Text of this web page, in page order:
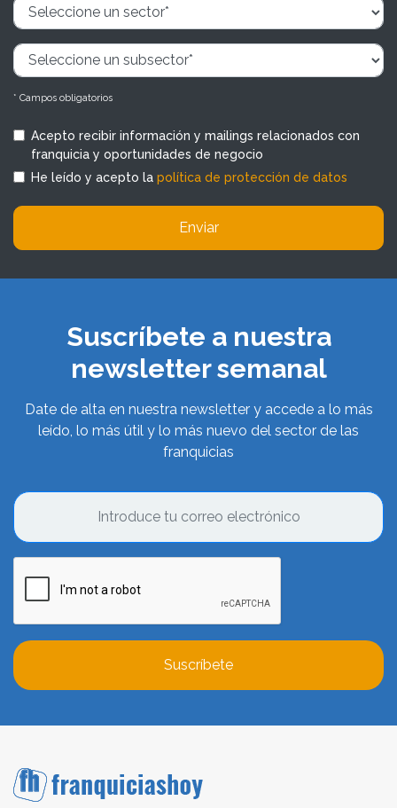
* Campos obligatorios
Acepto recibir información y mailings relacionados con
franquicia y oportunidades de negocio
He leído y acepto la política de protección de datos
Enviar
Suscríbete a nuestra
newsletter semanal
Date de alta en nuestra newsletter y accede a lo más
leído, lo más útil y lo más nuevo del sector de las
franquicias
Suscríbete